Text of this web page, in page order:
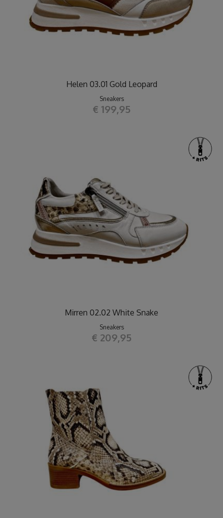
Helen 03.01 Gold Leopard
Sneakers
€ 199,95
Mirren 02.02 White Snake
Sneakers
€ 209,95